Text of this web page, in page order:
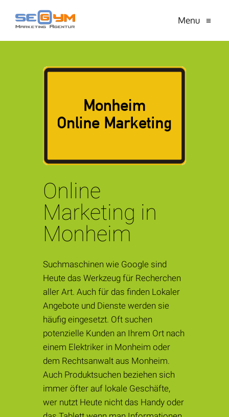
Menu ≡
Online
Marketing in
Monheim
Suchmaschinen wie Google sind
Heute das Werkzeug für Recherchen
aller Art. Auch für das finden Lokaler
Angebote und Dienste werden sie
häufig eingesetzt. Oft suchen
potenzielle Kunden an Ihrem Ort nach
einem Elektriker in Monheim oder
dem Rechtsanwalt aus Monheim.
Auch Produktsuchen beziehen sich
immer öfter auf lokale Geschäfte,
wer nutzt Heute nicht das Handy oder